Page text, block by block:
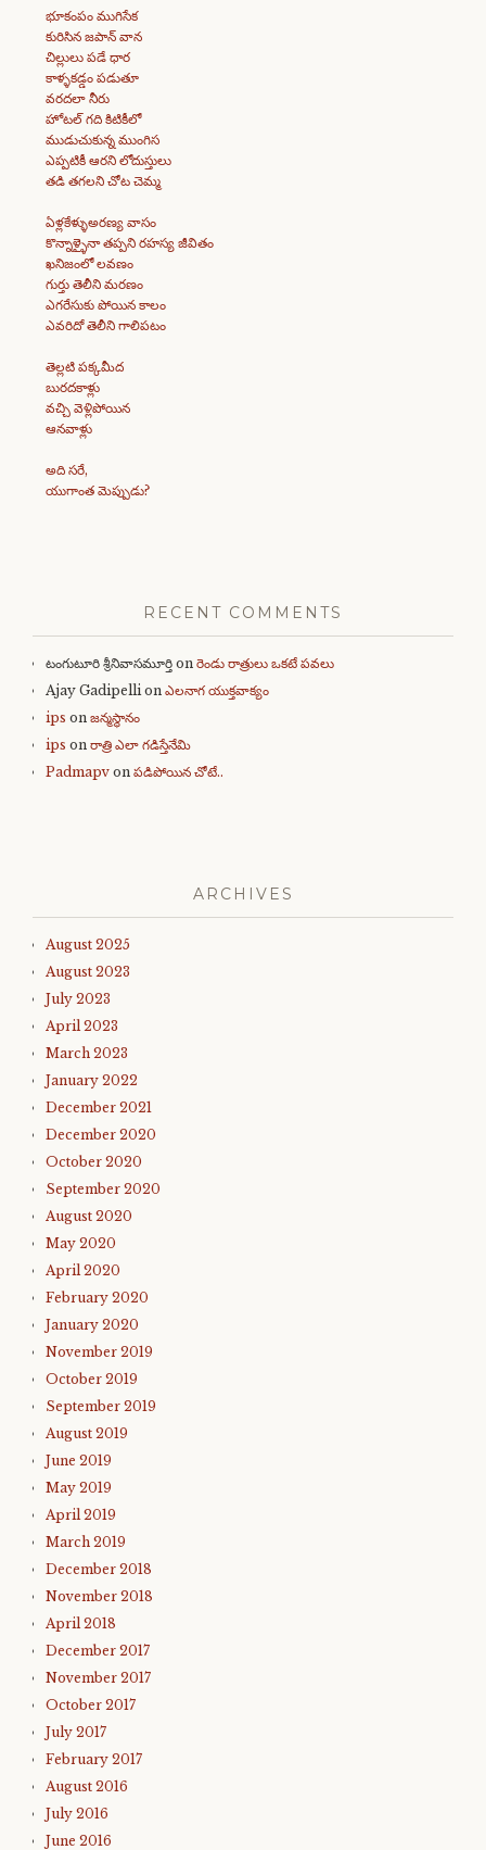
భూకంపం ముగిసేక
కురిసిన జపాన్ వాన
చిల్లులు పడే ధార
కాళ్ళకడ్డం పడుతూ
వరదలా నీరు
హోటల్ గది కిటికీలో
ముడుచుకున్న ముంగిస
ఎప్పటికీ ఆరని లోదుస్తులు
తడి తగలని చోట చెమ్మ
ఏళ్లకేళ్ళుఅరణ్య వాసం
కొన్నాళ్ళైనా తప్పని రహస్య జీవితం
ఖనిజంలో లవణం
గుర్తు తెలీని మరణం
ఎగరేసుకు పోయిన కాలం
ఎవరిదో తెలీని గాలిపటం
తెల్లటి పక్కమీద
బురదకాళ్లు
వచ్చి వెళ్లిపోయిన
ఆనవాళ్లు
అది సరే,
యుగాంత మెప్పుడు?
RECENT COMMENTS
టంగుటూరి శ్రీనివాసమూర్తి on రెండు రాత్రులు ఒకటే పవలు
Ajay Gadipelli on ఎలనాగ యుక్తవాక్యం
ips on జన్మస్థానం
ips on రాత్రి ఎలా గడిస్తేనేమి
Padmapv on పడిపోయిన చోటే..
ARCHIVES
August 2025
August 2023
July 2023
April 2023
March 2023
January 2022
December 2021
December 2020
October 2020
September 2020
August 2020
May 2020
April 2020
February 2020
January 2020
November 2019
October 2019
September 2019
August 2019
June 2019
May 2019
April 2019
March 2019
December 2018
November 2018
April 2018
December 2017
November 2017
October 2017
July 2017
February 2017
August 2016
July 2016
June 2016